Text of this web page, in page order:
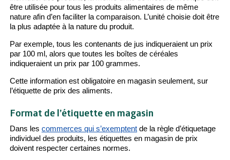
être utilisée pour tous les produits alimentaires de même
nature afin d’en faciliter la comparaison. L’unité choisie doit être
la plus adaptée à la nature du produit.
Par exemple, tous les contenants de jus indiqueraient un prix
par 100 ml, alors que toutes les boîtes de céréales
indiqueraient un prix par 100 grammes.
Cette information est obligatoire en magasin seulement, sur
l’étiquette de prix des aliments.
Format de l’étiquette en magasin
Dans les commerces qui s’exemptent de la règle d’étiquetage
individuel des produits, les étiquettes en magasin de prix
doivent respecter certaines normes.